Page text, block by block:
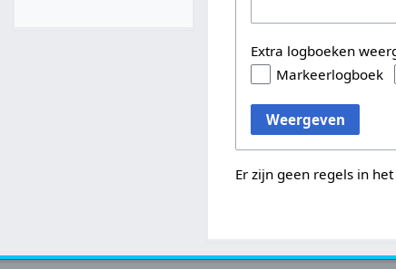
Extra logboeken
Markeerlogboek
Weergeven
Er zijn geen regels in